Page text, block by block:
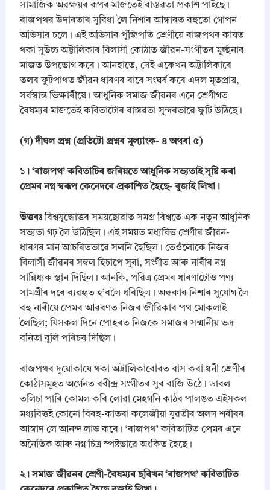
সামাজিক অৱক্ষয়ৰ ৰূপৰ মাজতেই বাস্তৱতা প্ৰকাশ পাইছে।
ৰাজপথৰ উদাৰতাৰ সুবিধা লৈ নিশাৰ আন্ধাৰত বহুতো গোপন
অভিসাৰ চলে। এই অভিসাৰ পুঁজিপতি শ্ৰেণীয়ে ৰাজপথৰ কাষত
থকা সুউচ্চ অট্টালিকাৰ বিলাসী কোঠাত জীৱন-সংগীতৰ মূৰ্চ্ছনাৰ
মাজত উপভোগ কৰে। আনহাতে, সেই একেখন অট্টালিকাৰে
তলৰ ফুটপাথত জীৱন ধাৰণৰ বাবে সংঘৰ্ষ কৰে এদল মৃতপ্ৰায়,
সৰ্বস্বান্ত ভিক্ষাৰীয়ে। আধুনিক সমাজ জীৱনৰ এনে শ্ৰেণীগত
বৈষম্যৰ মাজতেই কবিতাটোৰ বাস্তৱতা সুন্দৰভাৱে ফুটি উঠিছে।
​(গ) দীঘল প্রশ্ন (প্রতিটো প্রশ্নৰ মূল্যাংক- ৪ অথবা ৫)
​১। ‘ৰাজপথ’ কবিতাটিৰ জৰিয়তে আধুনিক সভ্যতাই সৃষ্টি কৰা
প্ৰেমৰ নগ্ন স্বৰূপ কেনেদৰে প্ৰকাশিত হৈছে- বুজাই লিখা।
উত্তৰঃবিশ্বযুদ্ধোত্তৰ সময়ছোৱাত সমগ্ৰ বিশ্বতে এক নতুন আধুনিক
সভ্যতা গঢ় লৈ উঠিছিল। এই সময়ত মধ্যবিত্ত শ্ৰেণীৰ জীৱন-
ধাৰণৰ মান আচৰিতভাৱে সলনি হৈছিল। তেওঁলোকে নিজৰ
বিলাসী জীৱনৰ সম্বল হিচাপে সুৰা, সংগীত আৰু নাৰীৰ নগ্ন
সান্নিধ্যক স্থান দিছিল। আনকি, পৱিত্ৰ প্ৰেমৰ ধাৰণাটোও পণ্য
সামগ্ৰীৰ দৰে ব্যৱহৃত হ’বলৈ ধৰিছিল। অন্ধকাৰ নিশাৰ সুযোগ লৈ
বহু নাৰীয়ে প্ৰেমৰ আৱৰণত নিজৰ জীৱিকাৰ পথ মোকলাই
লৈছিল; যিসকল দিনে পোহৰত নিজকে সমাজৰ সন্মানীয় ভদ্র
বনিতা বুলি পৰিচয় দিছিল।
​ৰাজপথৰ দুয়োকাষে থকা অট্টালিকাবোৰত বাস কৰা ধনী শ্ৰেণীৰ
কোঠাসমূহত অৰ্গেনত ৰবীন্দ্ৰ সংগীতৰ সুৰ বাজি উঠে। ডাবল
তলিচা পাৰি কোমল কৰি লোৱা মেহগনি কাঠৰ পালঙত এইসকল
মধ্যবিত্তই কোনো বিৰহ-কাতৰা কলেজীয়া যুৱতীৰ অলস শৰীৰৰ
আস্বাদ লৈ আনন্দ লাভ কৰে। ‘ৰাজপথ’ কবিতাটিত প্ৰেমৰ এনে
অনৈতিক আৰু নগ্ন চিত্র স্পষ্টভাৱে অংকিত হৈছে।
​২। সমাজ জীৱনৰ শ্ৰেণী-বৈষম্যৰ ছবিখন ‘ৰাজপথ’ কবিতাটিত